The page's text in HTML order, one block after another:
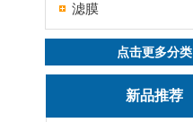
滤膜
点击更多分类
新品推荐